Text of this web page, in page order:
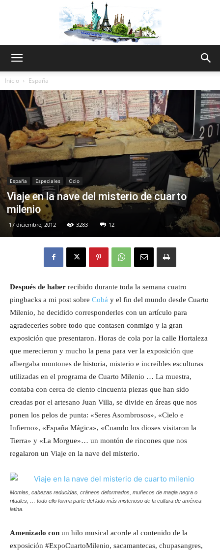
World
Thru
My
Inicio España
España Especiales Ocio
Viaje en la nave del misterio de cuarto
milenio
17 diciembre, 2012 3283 12
Después de haber recibido durante toda la semana cuatro
pingbacks a mi post sobre Cobá y el fin del mundo desde Cuarto
Milenio, he decidido corresponderles con un artículo para
agradecerles sobre todo que contasen conmigo y la gran
exposición que presentaron. Horas de cola por la calle Hortaleza
que merecieron y mucho la pena para ver la exposición que
albergaba montones de historia, misterio e increíbles esculturas
utilizadas en el programa de Cuarto Milenio … La muestra,
contaba con cerca de ciento cincuenta piezas que han sido
creadas por el artesano Juan Villa, se divide en áreas que nos
ponen los pelos de punta: «Seres Asombrosos», «Cielo e
Infierno», «España Mágica», «Cuando los dioses visitaron la
Tierra» y «La Morgue»… un montón de rincones que nos
regalaron un Viaje en la nave del misterio.
Momias, cabezas reducidas, cráneos deformados, muñecos de magia negra o
rituales, … todo ello forma parte del lado más misterioso de la cultura de américa
latina.
Amenizado con un hilo musical acorde al contenido de la
exposición #ExpoCuartoMilenio, sacamantecas, chupasangres,